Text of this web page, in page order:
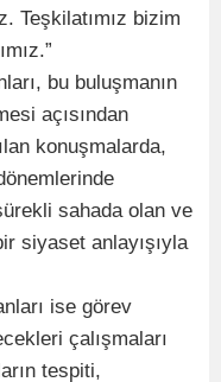
Teşkilatımız bizim
bu buluşmanın
açısından
konuşmalarda,
sahada olan ve
siyaset anlayışıyla
ise görev
çalışmaları
tespiti,